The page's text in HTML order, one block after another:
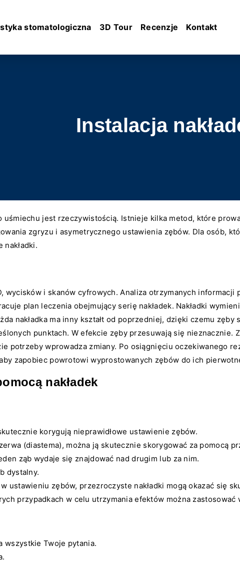
stomatologiczna 3D Tour Recenzje Kontakt
Instalacja
jest rzeczywistością. Istnieje kilka metod, które
zgryzu i asymetrycznego ustawienia zębów. Dla osób,
wycisków i skanów cyfrowych. Analiza otrzymanych
plan leczenia obejmujący serię nakładek. Nakładki
nakładka ma inny kształt od poprzedniej, dzięki czemu
punktach. W efekcie zęby przesuwają się nieznacznie.
potrzeby wprowadza zmiany. Po osiągnięciu oczekiwanego
zapobiec powrotowi wyprostowanych zębów do ich
nakładek
korygują nieprawidłowe ustawienie zębów.
(diastema), można ją skutecznie skorygować za pomocą
ząb wydaje się znajdować nad drugim lub za nim.
dystalny.
ustawieniu zębów, przezroczyste nakładki mogą okazać się
przypadkach w celu utrzymania efektów można zastosować
wszystkie Twoje pytania.